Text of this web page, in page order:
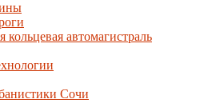
кольцевая автомагистраль
Сочи